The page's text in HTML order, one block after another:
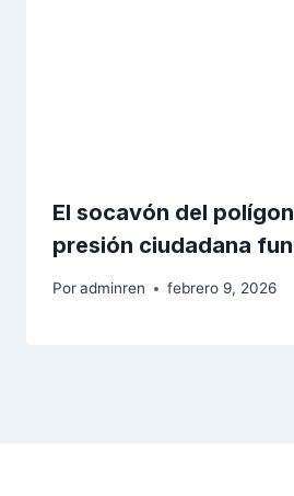
El socavón del
presión ciudadana
Poradminren febrero 9, 2026